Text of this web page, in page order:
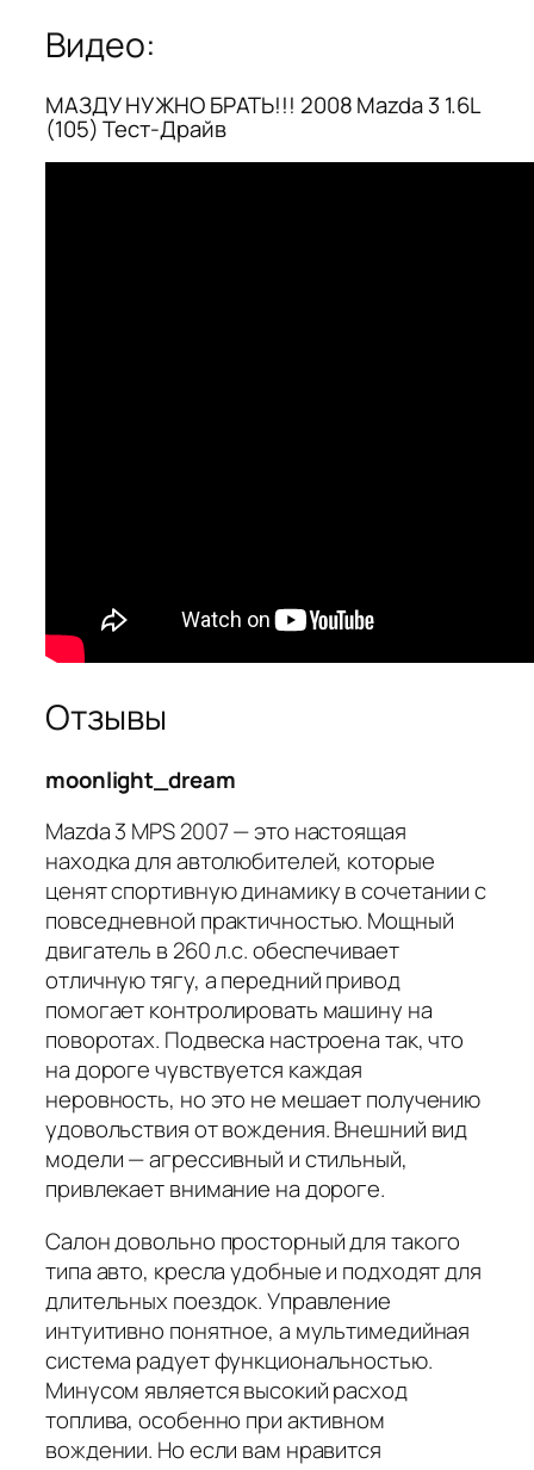
Видео:
МАЗДУ НУЖНО БРАТЬ!!! 2008 Mazda 3 1.6L
(105) Тест-Драйв
Отзывы
moonlight_dream
Mazda 3 MPS 2007 — это настоящая
находка для автолюбителей, которые
ценят спортивную динамику в сочетании с
повседневной практичностью. Мощный
двигатель в 260 л.с. обеспечивает
отличную тягу, а передний привод
помогает контролировать машину на
поворотах. Подвеска настроена так, что
на дороге чувствуется каждая
неровность, но это не мешает получению
удовольствия от вождения. Внешний вид
модели — агрессивный и стильный,
привлекает внимание на дороге.
Салон довольно просторный для такого
типа авто, кресла удобные и подходят для
длительных поездок. Управление
интуитивно понятное, а мультимедийная
система радует функциональностью.
Минусом является высокий расход
топлива, особенно при активном
вождении. Но если вам нравится